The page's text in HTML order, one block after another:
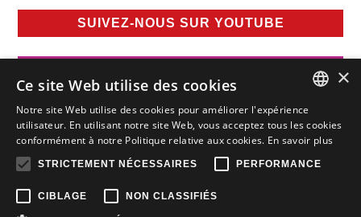
SUIVEZ-NOUS SUR YOUTUBE
Tous droits réservés © Nissan Canada Inc., 2015-2026
FRENCH
FRENCH
×
Ce site Web utilise des cookies
Notre site Web utilise des cookies pour améliorer l'expérience
utilisateur. En utilisant notre site Web, vous acceptez tous les cookies
conformément à notre Politique relative aux cookies. En savoir plus
STRICTEMENT NÉCESSAIRES PERFORMANCE
CIBLAGE NON CLASSIFIÉS